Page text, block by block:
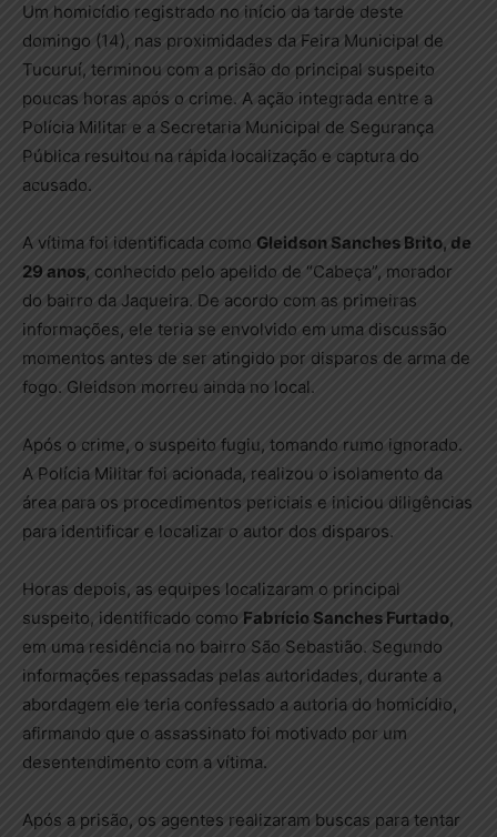
Um homicídio registrado no início da tarde deste
domingo (14), nas proximidades da Feira Municipal de
Tucuruí, terminou com a prisão do principal suspeito
poucas horas após o crime. A ação integrada entre a
Polícia Militar e a Secretaria Municipal de Segurança
Pública resultou na rápida localização e captura do
acusado.
A vítima foi identificada como Gleidson Sanches Brito, de
29 anos, conhecido pelo apelido de “Cabeça”, morador
do bairro da Jaqueira. De acordo com as primeiras
informações, ele teria se envolvido em uma discussão
momentos antes de ser atingido por disparos de arma de
fogo. Gleidson morreu ainda no local.
Após o crime, o suspeito fugiu, tomando rumo ignorado.
A Polícia Militar foi acionada, realizou o isolamento da
área para os procedimentos periciais e iniciou diligências
para identificar e localizar o autor dos disparos.
Horas depois, as equipes localizaram o principal
suspeito, identificado como Fabrício Sanches Furtado,
em uma residência no bairro São Sebastião. Segundo
informações repassadas pelas autoridades, durante a
abordagem ele teria confessado a autoria do homicídio,
afirmando que o assassinato foi motivado por um
desentendimento com a vítima.
Após a prisão, os agentes realizaram buscas para tentar